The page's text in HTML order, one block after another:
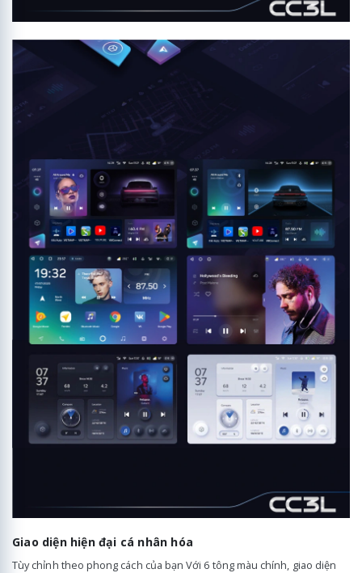
Giao diện hiện đại cá nhân hóa
Tùy chỉnh theo phong cách của bạn Với 6 tông màu chính, giao diện